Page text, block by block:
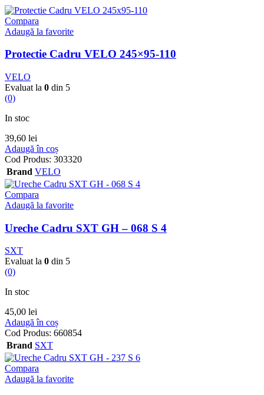
Compara
Adaugă la favorite
Protectie Cadru VELO 245×95-110
VELO
Evaluat la 0 din 5
(0)
In stoc
39,60 lei
Adaugă în coș
Cod Produs: 303320
Brand VELO
Compara
Adaugă la favorite
Ureche Cadru SXT GH – 068 S 4
SXT
Evaluat la 0 din 5
(0)
In stoc
45,00 lei
Adaugă în coș
Cod Produs: 660854
Brand SXT
Compara
Adaugă la favorite